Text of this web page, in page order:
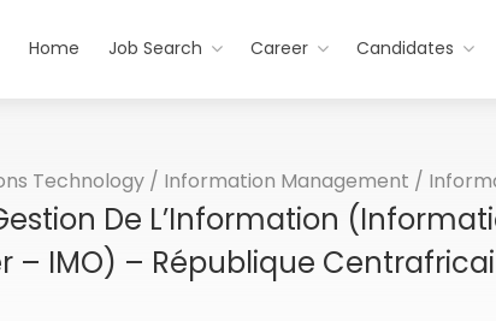
Home Job Search Career Candidates
Technology / Information Management /
De L’Information
– IMO) – République